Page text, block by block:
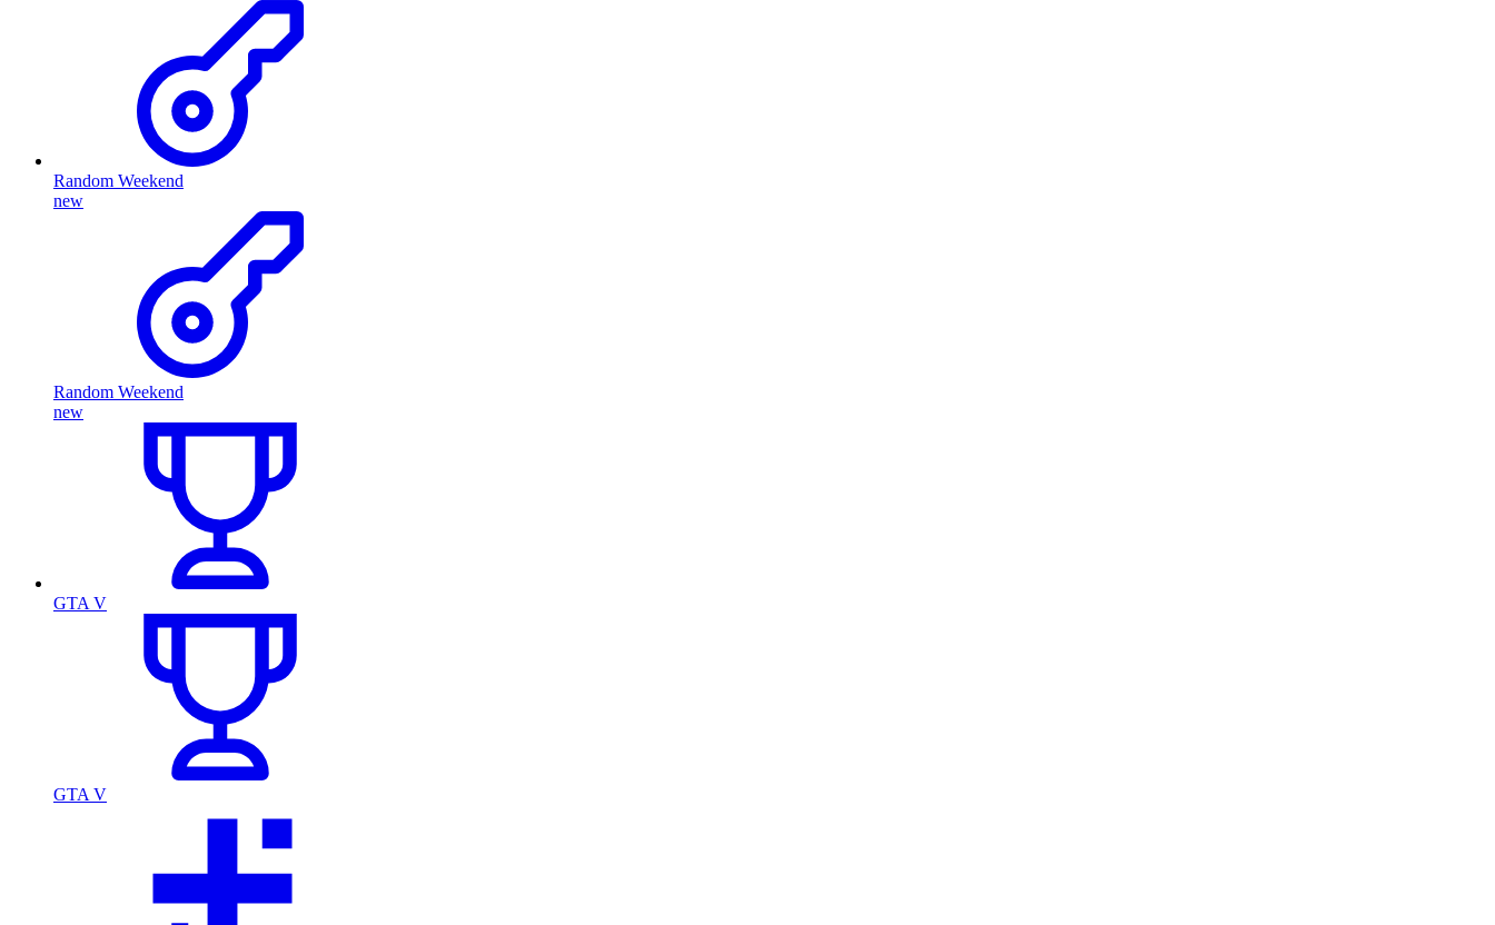
Random Weekend
new
Random Weekend
new
GTA V
GTA V